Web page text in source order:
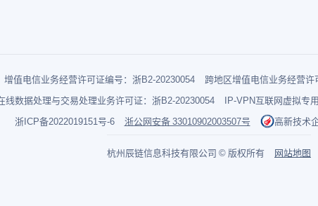
增值电信业务经营许可证编号：浙B2-20230054
跨地区增值电信业务经营
线数据处理与交易处理业务许可证：浙B2-20230054
IP-VPN互联网虚拟专
浙ICP备2022019151号-6
浙公网安备 33010902003507号 高新技术
杭州辰链信息科技有限公司 © 版权所有 网站地图